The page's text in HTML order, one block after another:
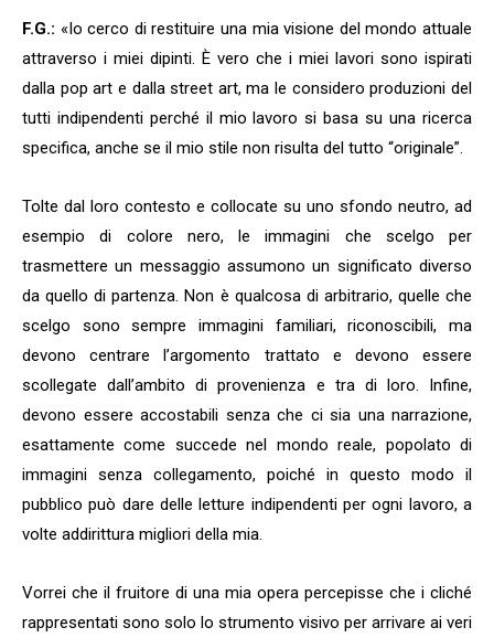
F.G.: «Io cerco di restituire una mia visione del mondo attuale
attraverso i miei dipinti. È vero che i miei lavori sono ispirati
dalla pop art e dalla street art, ma le considero produzioni del
tutti indipendenti perché il mio lavoro si basa su una ricerca
specifica, anche se il mio stile non risulta del tutto “originale”.
Tolte dal loro contesto e collocate su uno sfondo neutro, ad
esempio di colore nero, le immagini che scelgo per
trasmettere un messaggio assumono un significato diverso
da quello di partenza. Non è qualcosa di arbitrario, quelle che
scelgo sono sempre immagini familiari, riconoscibili, ma
devono centrare l’argomento trattato e devono essere
scollegate dall’ambito di provenienza e tra di loro. Infine,
devono essere accostabili senza che ci sia una narrazione,
esattamente come succede nel mondo reale, popolato di
immagini senza collegamento, poiché in questo modo il
pubblico può dare delle letture indipendenti per ogni lavoro, a
volte addirittura migliori della mia.
Vorrei che il fruitore di una mia opera percepisse che i cliché
rappresentati sono solo lo strumento visivo per arrivare ai veri